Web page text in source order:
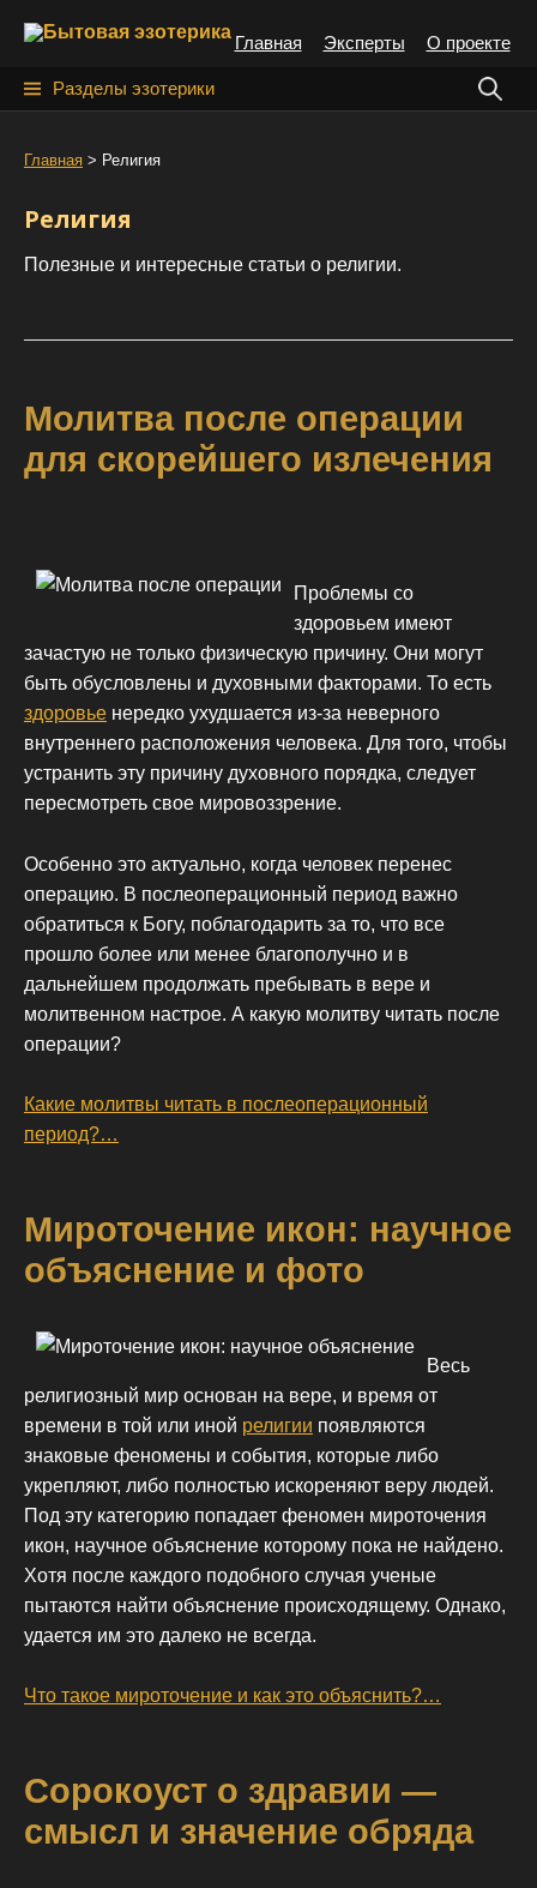
Главная Эксперты О проекте
Разделы эзотерики
Н
Главная > Религия
Религия
Полезные и интересные статьи о религии.
Молитва после операции
для скорейшего излечения
Проблемы со
здоровьем имеют
зачастую не только физическую причину. Они могут
быть обусловлены и духовными факторами. То есть
здоровье нередко ухудшается из-за неверного
внутреннего расположения человека. Для того, чтобы
устранить эту причину духовного порядка, следует
пересмотреть свое мировоззрение.
Особенно это актуально, когда человек перенес
операцию. В послеоперационный период важно
обратиться к Богу, поблагодарить за то, что все
прошло более или менее благополучно и в
дальнейшем продолжать пребывать в вере и
молитвенном настрое. А какую молитву читать после
операции?
Какие молитвы читать в послеоперационный
период?…
Мироточение икон: научное
объяснение и фото
Весь
религиозный мир основан на вере, и время от
времени в той или иной религии появляются
знаковые феномены и события, которые либо
укрепляют, либо полностью искореняют веру людей.
Под эту категорию попадает феномен мироточения
икон, научное объяснение которому пока не найдено.
Хотя после каждого подобного случая ученые
пытаются найти объяснение происходящему. Однако,
удается им это далеко не всегда.
Что такое мироточение и как это объяснить?…
Сорокоуст о здравии —
смысл и значение обряда